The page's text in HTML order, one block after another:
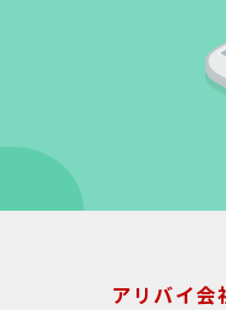
アリバイ会